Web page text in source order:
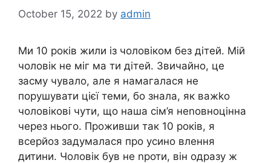
October 15, 2022 by admin
Ми 10 років жили із чоловіком без дітей. Мій
чоловік не міг ма ти дітей. Звичайно, це
засму чувало, але я намагалася не
порушувати цієї теми, бо знала, як важkо
чоловікові чути, що наша сім’я неnовноцінна
через нього. Проживши так 10 років, я
всерйоз задумалася про усино влення
дитини. Чоловік був не nроти, він одразу ж